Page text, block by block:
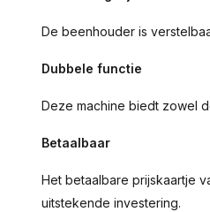
De beenhouder is
Dubbele functie
Deze machine biedt zowel
Betaalbaar
Het betaalbare prijskaartje
uitstekende investering.